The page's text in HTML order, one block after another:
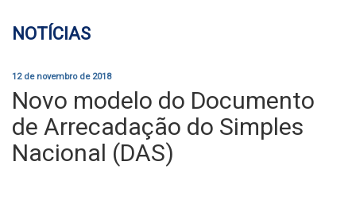
NOTÍCIAS
12 de novembro de 2018
Novo modelo do Documento
de Arrecadação do Simples
Nacional (DAS)